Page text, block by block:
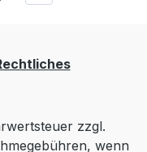
zzgl.
wenn